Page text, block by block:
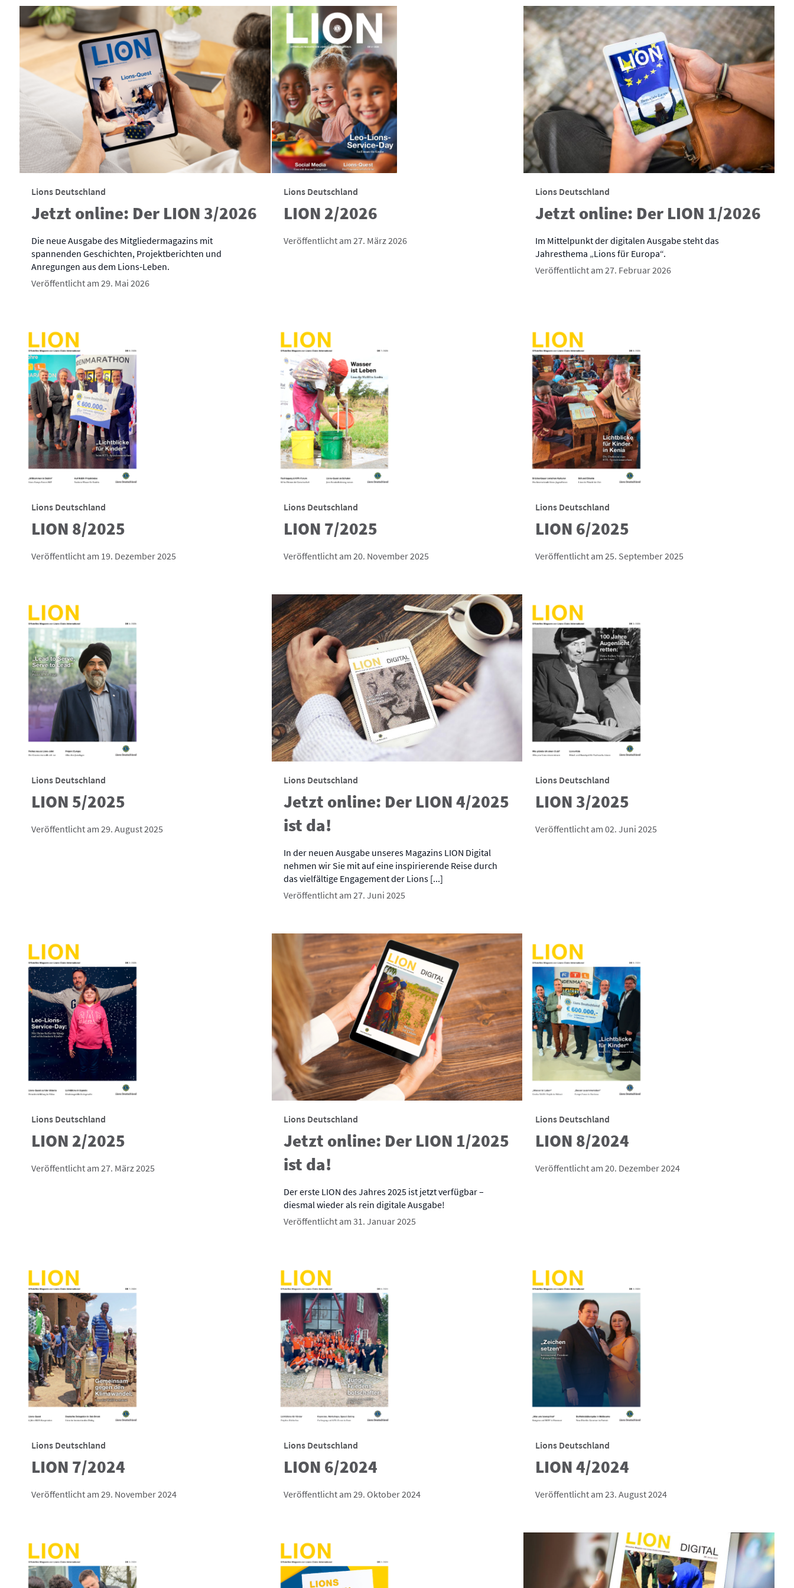
Lions Deutschland
Jetzt online: Der LION 3/2026
Die neue Ausgabe des Mitgliedermagazins mit
spannenden Geschichten, Projektberichten und
Anregungen aus dem Lions-Leben.
Veröffentlicht am 29. Mai 2026
Lions Deutschland
LION 2/2026
Veröffentlicht am 27. März 2026
Lions Deutschland
Jetzt online: Der LION 1/2026
Im Mittelpunkt der digitalen Ausgabe steht das
Jahresthema „Lions für Europa“.
Veröffentlicht am 27. Februar 2026
Lions Deutschland
LION 8/2025
Veröffentlicht am 19. Dezember 2025
Lions Deutschland
LION 7/2025
Veröffentlicht am 20. November 2025
Lions Deutschland
LION 6/2025
Veröffentlicht am 25. September 2025
Lions Deutschland
LION 5/2025
Veröffentlicht am 29. August 2025
Lions Deutschland
Jetzt online: Der LION 4/2025
ist da!
In der neuen Ausgabe unseres Magazins LION Digital
nehmen wir Sie mit auf eine inspirierende Reise durch
das vielfältige Engagement der Lions [...]
Veröffentlicht am 27. Juni 2025
Lions Deutschland
LION 3/2025
Veröffentlicht am 02. Juni 2025
Lions Deutschland
LION 2/2025
Veröffentlicht am 27. März 2025
Lions Deutschland
Jetzt online: Der LION 1/2025
ist da!
Der erste LION des Jahres 2025 ist jetzt verfügbar –
diesmal wieder als rein digitale Ausgabe!
Veröffentlicht am 31. Januar 2025
Lions Deutschland
LION 8/2024
Veröffentlicht am 20. Dezember 2024
Lions Deutschland
LION 7/2024
Veröffentlicht am 29. November 2024
Lions Deutschland
LION 6/2024
Veröffentlicht am 29. Oktober 2024
Lions Deutschland
LION 4/2024
Veröffentlicht am 23. August 2024